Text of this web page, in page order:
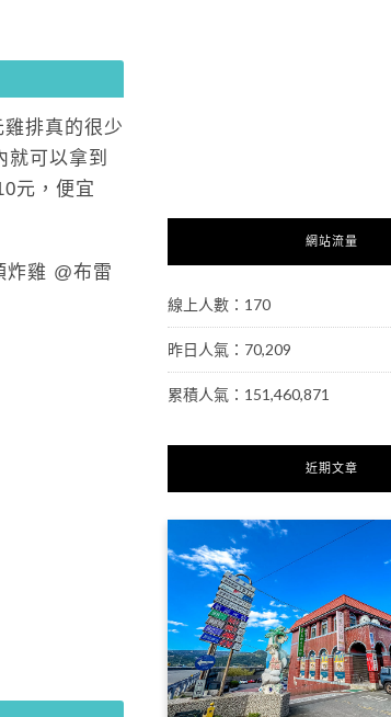
排真的很少
可以拿到
元，便宜
網站流量
線上人數：170
昨日人氣：70,209
累積人氣：151,460,871
近期文章